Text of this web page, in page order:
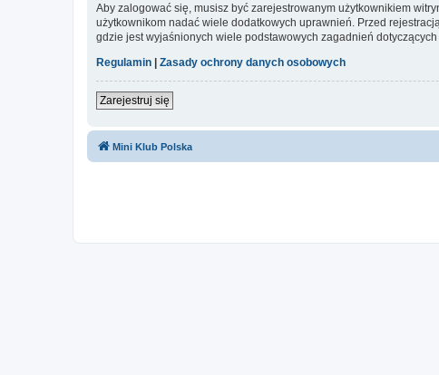
Aby zalogować się, musisz być zarejestrowanym użytkownikiem
użytkownikom nadać wiele dodatkowych uprawnień. Przed
gdzie jest wyjaśnionych wiele podstawowych zagadnień
Regulamin | Zasady ochrony danych osobowych
Zarejestruj się
Mini Klub Polska